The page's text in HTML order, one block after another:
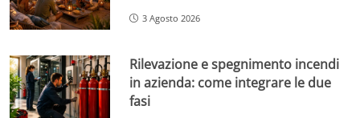
3 Agosto 2026
Rilevazione e spegnimento incendi
in azienda: come integrare le due
fasi